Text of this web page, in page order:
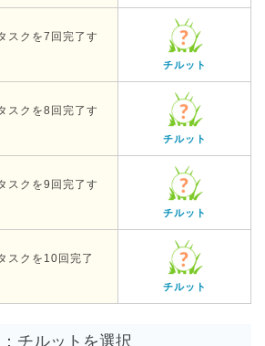
スクを7回完了す
チルット
スクを8回完了す
チルット
スクを9回完了す
チルット
スクを10回完了
チルット
チルットを選択